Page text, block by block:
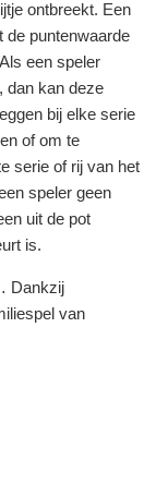
ontbreekt. Een
de puntenwaarde
een speler
dan kan deze
bij elke serie
of om te
serie of rij van het
speler geen
uit de pot
is.
Dankzij
van